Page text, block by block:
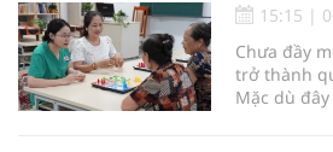
15:15 |
Chưa đầy
trở thành
Mặc dù